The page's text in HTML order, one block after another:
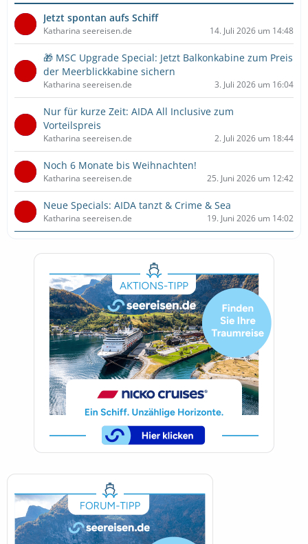
Jetzt spontan aufs Schiff
Katharina seereisen.de 14. Juli 2026 um 14:48
🎁 MSC Upgrade Special: Jetzt Balkonkabine zum Preis
der Meerblickkabine sichern
Katharina seereisen.de 3. Juli 2026 um 16:04
Nur für kurze Zeit: AIDA All Inclusive zum
Vorteilspreis
Katharina seereisen.de 2. Juli 2026 um 18:44
Noch 6 Monate bis Weihnachten!
Katharina seereisen.de 25. Juni 2026 um 12:42
Neue Specials: AIDA tanzt & Crime & Sea
Katharina seereisen.de 19. Juni 2026 um 14:02